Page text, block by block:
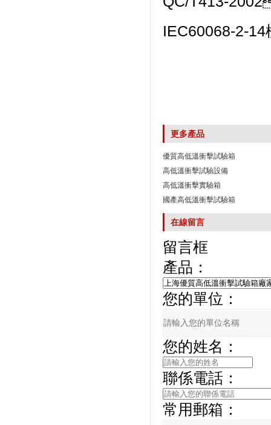
IEC60068-2-
更多產品
優質高低溫衝擊試驗箱
高低溫衝擊試驗設備
高低溫衝擊實驗箱
國產高低溫衝擊試驗箱
在線留言
留言框
產品：
您的單位：
您的姓名：
聯係電話：
常用郵箱：